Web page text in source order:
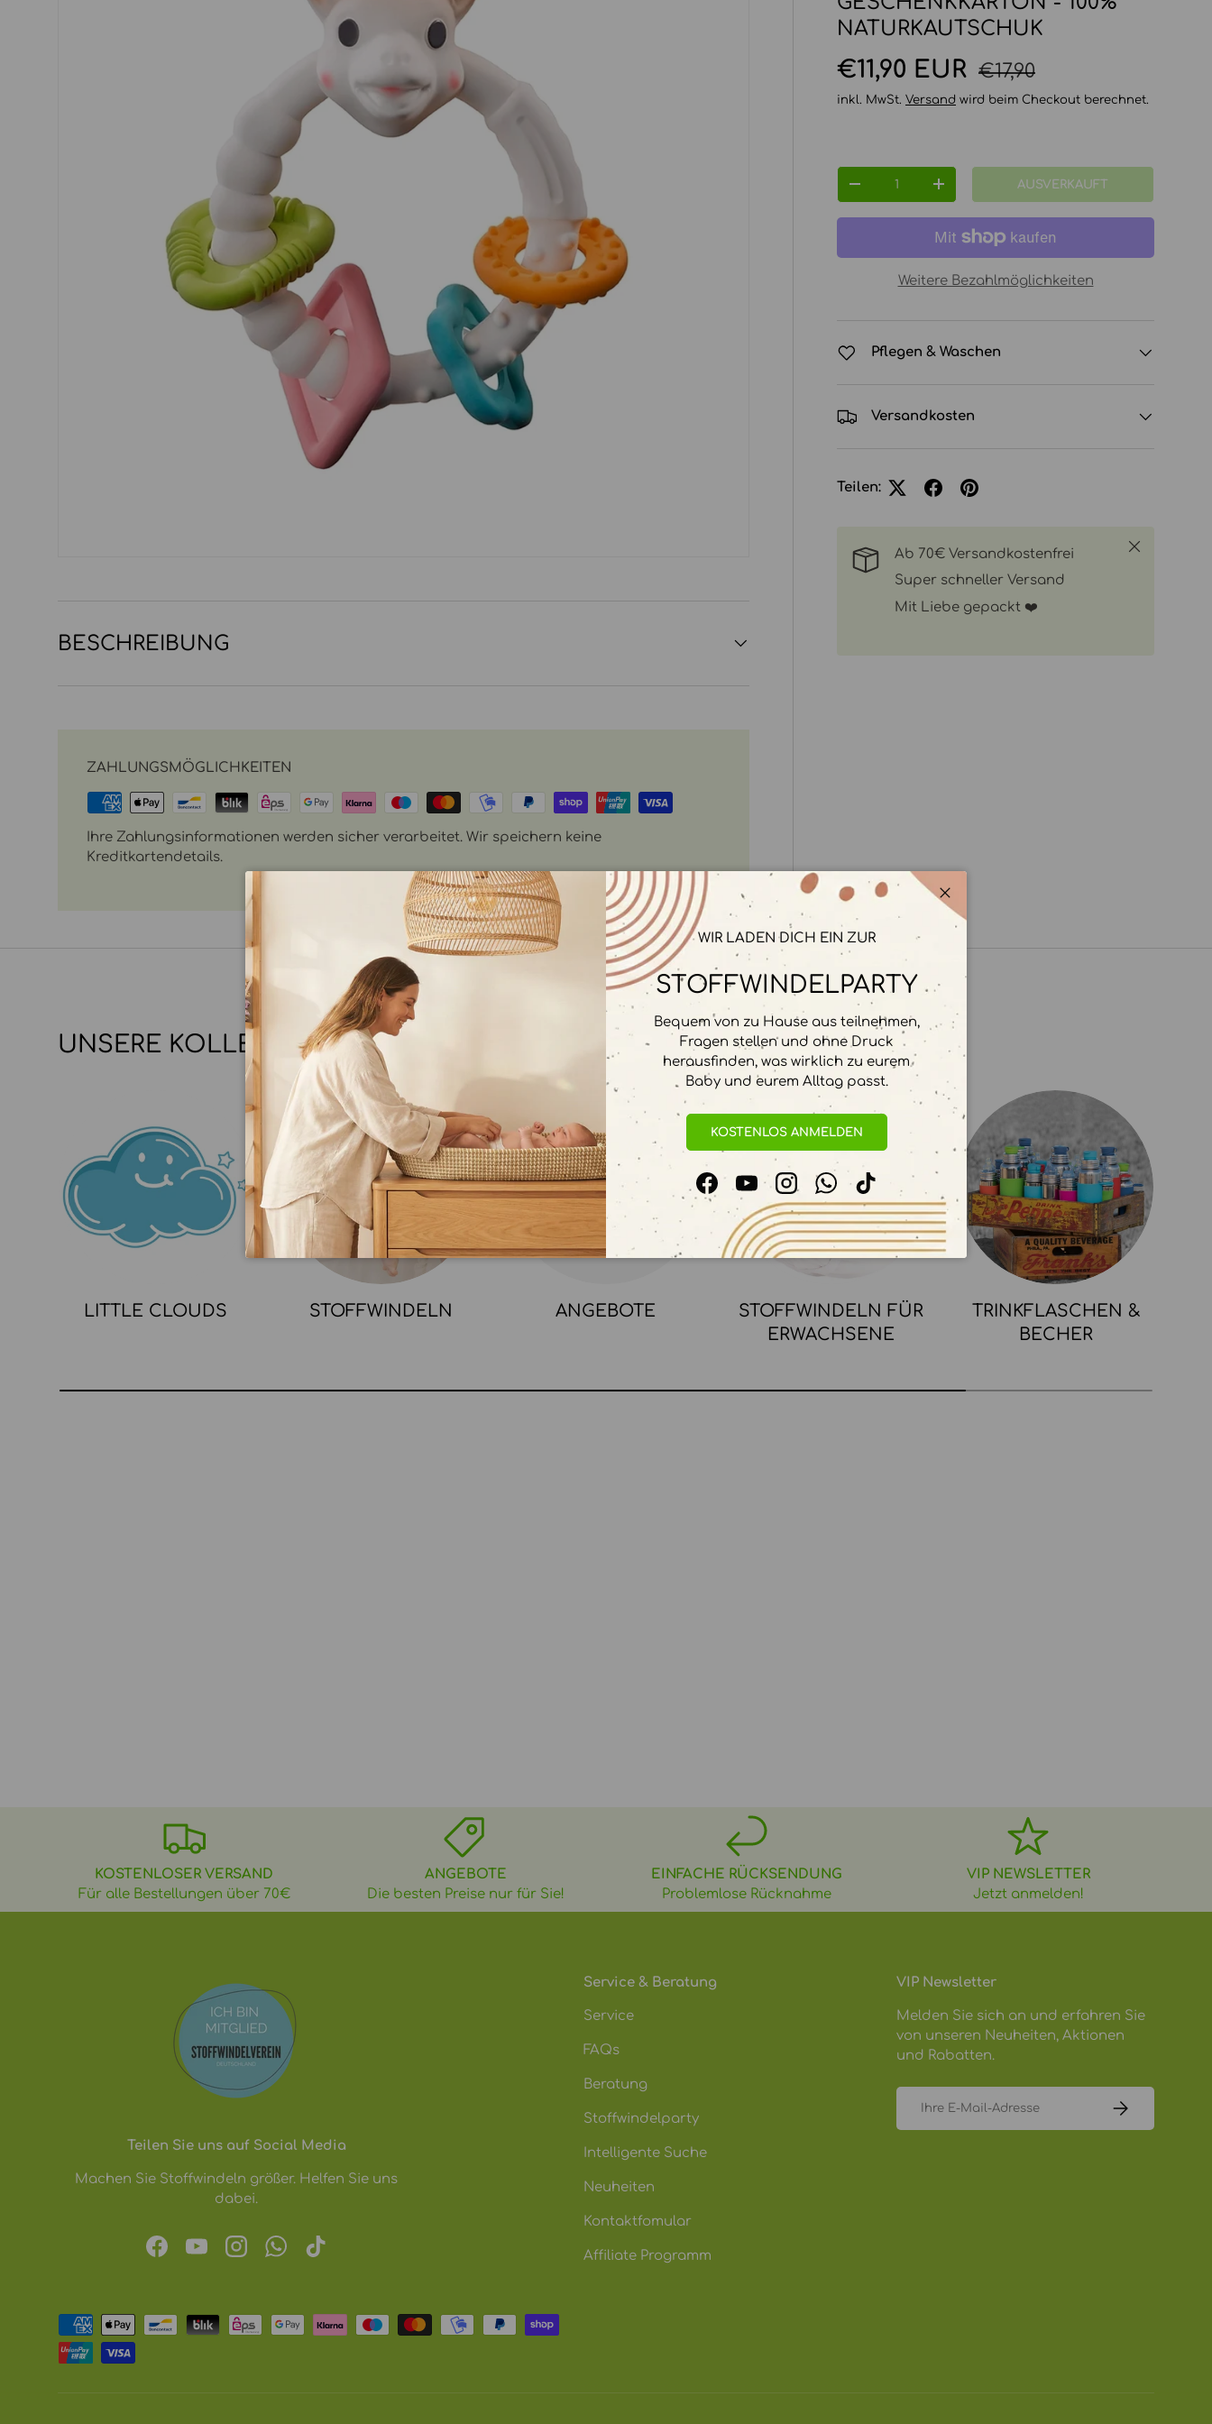
ATURKAUTSCHUK
Verkaufspreis
€11,90 EUR Normaler Preis
€17,90
inkl. MwSt. Versand wird beim Checkout berechnet.
MENGE VERRINGERNMENGE ERHÖHENAUSVERKAUFT
Weitere Bezahlmöglichkeiten
Pflegen & Waschen
Versandkosten
Teilen:
Ab 70€ Versandkostenfrei
Super schneller Versand
Mit Liebe gepackt ❤️
Schließen
BESCHREIBUNG
ZAHLUNGSMÖGLICHKEITEN
Ihre Zahlungsinformationen werden sicher verarbeitet. Wir speichern keine
Kreditkartendetails.
UNSERE KOLLEKTIONEN
LITTLE CLOUDS STOFFWINDELN ANGEBOTE
STOFFWINDELN FÜR
ERWACHSENE
TRINKFLASCHEN &
BECHER
Schließen
WIR LADEN DICH EIN ZUR
STOFFWINDELPARTY
Bequem von zu Hause aus teilnehmen,
Fragen stellen und ohne Druck
herausfinden, was wirklich zu eurem
Baby und eurem Alltag passt.
KOSTENLOS ANMELDEN
FacebookYouTubeInstagramWhatsApp
TikTok
KOSTENLOSER VERSAND
Für alle Bestellungen über 70€
ANGEBOTE
Die besten Preise nur für Sie!
EINFACHE RÜCKSENDUNG
Problemlose Rücknahme
VIP NEWSLETTER
Jetzt anmelden!
Teilen Sie uns auf Social Media
Machen Sie Stoffwindeln größer. Helfen Sie uns
dabei.
FacebookYouTubeInstagramWhatsApp
TikTok
Service & Beratung
Service
FAQs
Beratung
Stoffwindelparty
Intelligente Suche
Neuheiten
Kontaktfomular
Affiliate Programm
VIP Newsletter
Melden Sie sich an und erfahren Sie
von unseren Neuheiten, Aktionen
und Rabatten.
ABONNIEREN
Zahlungsmethoden